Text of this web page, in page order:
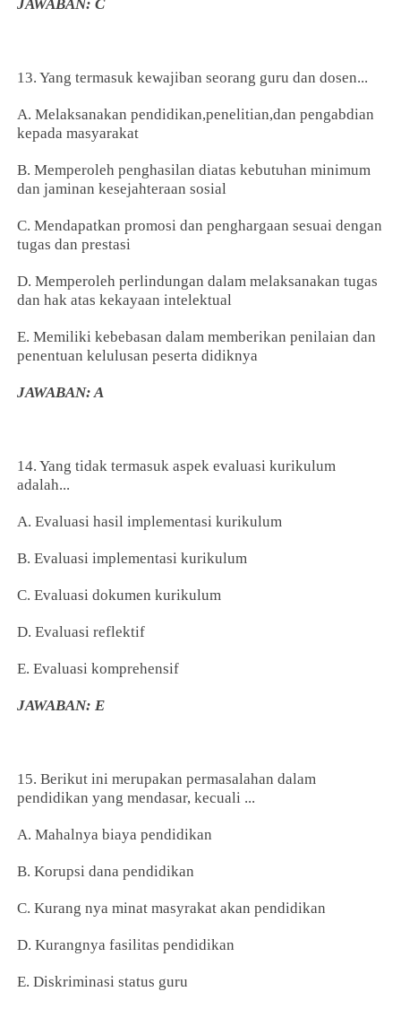
JAWABAN: C
13. Yang termasuk kewajiban seorang guru dan dosen...
A. Melaksanakan pendidikan,penelitian,dan pengabdian
kepada masyarakat
B. Memperoleh penghasilan diatas kebutuhan minimum
dan jaminan kesejahteraan sosial
C. Mendapatkan promosi dan penghargaan sesuai dengan
tugas dan prestasi
D. Memperoleh perlindungan dalam melaksanakan tugas
dan hak atas kekayaan intelektual
E. Memiliki kebebasan dalam memberikan penilaian dan
penentuan kelulusan peserta didiknya
JAWABAN: A
14. Yang tidak termasuk aspek evaluasi kurikulum
adalah...
A. Evaluasi hasil implementasi kurikulum
B. Evaluasi implementasi kurikulum
C. Evaluasi dokumen kurikulum
D. Evaluasi reflektif
E. Evaluasi komprehensif
JAWABAN: E
15. Berikut ini merupakan permasalahan dalam
pendidikan yang mendasar, kecuali ...
A. Mahalnya biaya pendidikan
B. Korupsi dana pendidikan
C. Kurang nya minat masyrakat akan pendidikan
D. Kurangnya fasilitas pendidikan
E. Diskriminasi status guru